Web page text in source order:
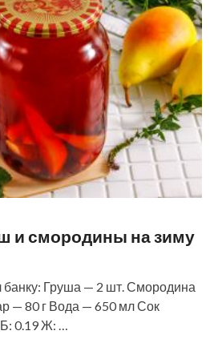
и смородины на зиму
банку: Груша — 2 шт. Смородина
— 80 г Вода — 650 мл Сок
0.19 Ж: …